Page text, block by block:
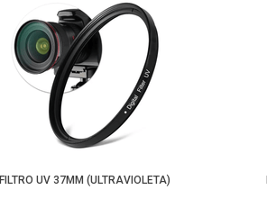
FILTRO UV 37MM (ULTRAVIOLETA)